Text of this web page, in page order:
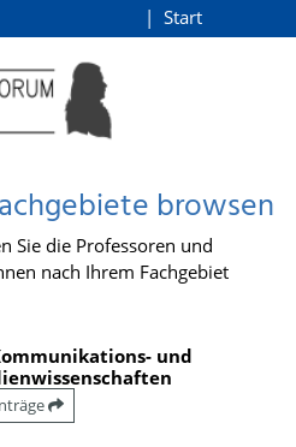
Start
browsen
Sie die Professoren und
nach Ihrem Fachgebiet
und